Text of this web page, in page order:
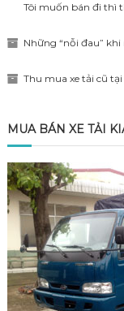
Tôi muốn bán đi thì
Những “nỗi đau”
Thu mua xe tải cũ
MUA BÁN XE TẢI